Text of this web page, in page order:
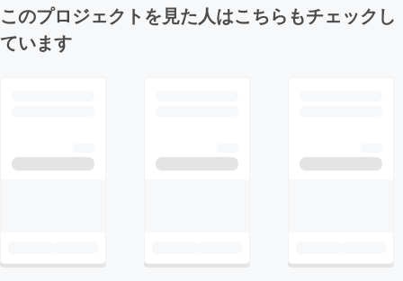
このプロジェクトを見た人はこちらもチェックし
ています